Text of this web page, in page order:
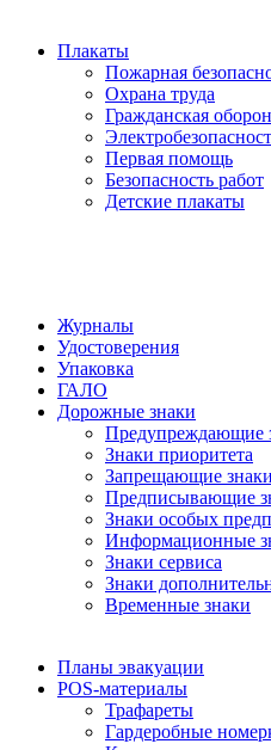
Плакаты
Пожарная
Охрана труда
Гражданская
Первая помощь
Безопасность работ
Детские плакаты
Журналы
Удостоверения
Упаковка
ГАЛО
Дорожные знаки
Предупреждающие
Знаки приоритета
Запрещающие знаки
Предписывающие
Знаки особых
Информационные
Знаки сервиса
Знаки
Временные знаки
Планы эвакуации
POS-материалы
Трафареты
Гардеробные